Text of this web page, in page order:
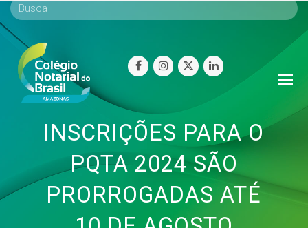
facebookinstagram
twitterlinkedin
INSCRIÇÕES PARA O
PQTA 2024 SÃO
PRORROGADAS ATÉ